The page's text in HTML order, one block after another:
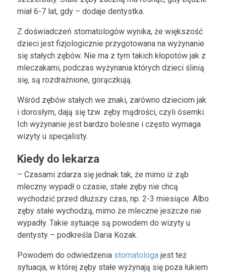
miał 6-7 lat, gdy – dodaje dentystka.
Z doświadczeń stomatologów wynika, że większość
dzieci jest fizjologicznie przygotowana na wyżynanie
się stałych zębów. Nie ma z tym takich kłopotów jak z
mleczakami, podczas wyżynania których dzieci ślinią
się, są rozdrażnione, gorączkują.
Wśród zębów stałych we znaki, zarówno dzieciom jak
i dorosłym, dają się tzw. zęby mądrości, czyli ósemki.
Ich wyżynanie jest bardzo bolesne i często wymaga
wizyty u specjalisty.
Kiedy do lekarza
– Czasami zdarza się jednak tak, że mimo iż ząb
mleczny wypadł o czasie, stałe zęby nie chcą
wychodzić przed dłuższy czas, np. 2-3 miesiące. Albo
zęby stałe wychodzą, mimo że mleczne jeszcze nie
wypadły. Takie sytuacje są powodem do wizyty u
dentysty – podkreśla Daria Kozak.
Powodem do odwiedzenia stomatologa jest też
sytuacja, w której zęby stałe wyżynają się poza łukiem